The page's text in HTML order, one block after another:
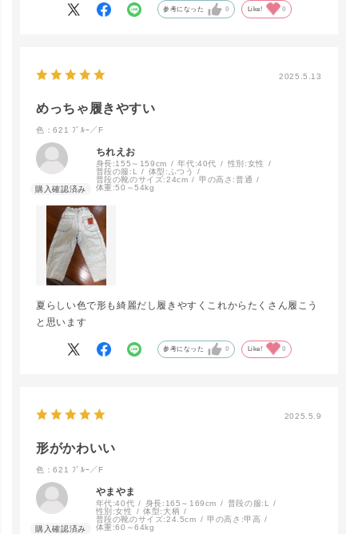
在庫なし
704 ﾌﾞﾗｯｸ
／F
在庫なし
LINEで再入荷
参考になった 0 Like! 0
2025.5.13
めっちゃ履きやすい
色：621 ﾌﾞﾙｰ／F
ちれえお
身長:155～159cm 年代:40代 性別:女性
普段の服: L 体型: ふつう
普段の靴のサイズ:24cm 甲の高さ:普通
体重:50～54kg
夏らしい色で形も綺麗だし履きやすくこれからたくさん履こう
と思います
参考になった 0 Like! 0
2025.5.9
形がかわいい
色：621 ﾌﾞﾙｰ／F
やまやま
年代:40代 身長: 165～169cm 普段の服: L
性別:女性 体型: 大柄
普段の靴のサイズ:24.5cm 甲の高さ:甲高
体重:60～64kg